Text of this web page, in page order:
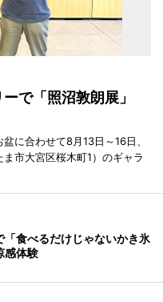
ーで「照沼敦朗展」
に合わせて8月13日～16日、
市大宮区桜木町1）のギャラ
「食べるだけじゃないかき氷
感体験